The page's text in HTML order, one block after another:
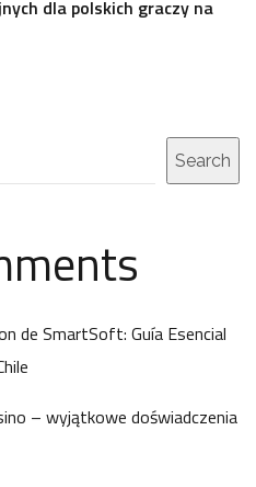
dla polskich graczy na
Search
de SmartSoft: Guía Esencial
– wyjątkowe doświadczenia